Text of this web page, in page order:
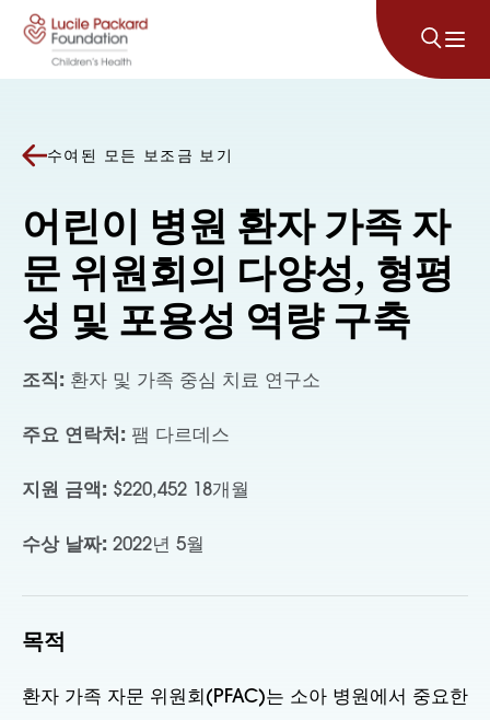
콘텐츠로 건너뛰기
수여된 모든 보조금 보기
어린이 병원 환자 가족 자
문 위원회의 다양성, 형평
성 및 포용성 역량 구축
조직: 환자 및 가족 중심 치료 연구소
주요 연락처: 팸 다르데스
지원 금액: $220,452 18개월
수상 날짜: 2022년 5월
목적
환자 가족 자문 위원회(PFAC)는 소아 병원에서 중요한